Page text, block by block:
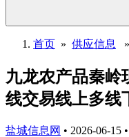
首页 » 供应信息
九龙农产品秦岭
线交易线上多线
盐城信息网 • 2026-06-15 •